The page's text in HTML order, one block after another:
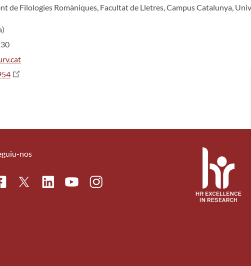
de Filologies Romàniques, Facultat de Lletres, Campus Catalunya,
nos
TwitterLinkedinYoutubeInstagram